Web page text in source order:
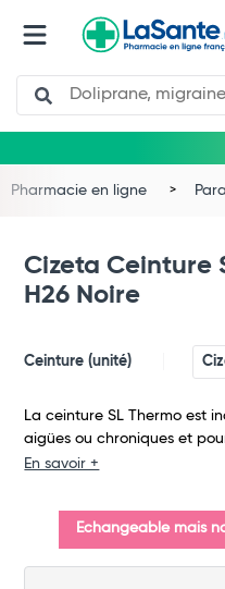
Search
Total
Pharmacie en ligne
Cizeta Ceinture
H26 Noire
Ceinture (unité)
La ceinture SL Thermo est
aigües ou chroniques et
En savoir +
Echangeable mais